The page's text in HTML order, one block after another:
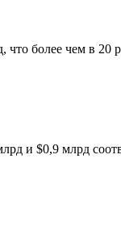
более чем в 20
и $0,9 млрд